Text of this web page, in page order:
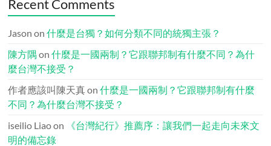
Recent Comments
Jason on什麼是台獨？如何分類不同的統獨主張？
陳方隅 on什麼是一國兩制？它跟聯邦制有什麼不同？為什
麼台灣不接受？
作者應該叫陳天真 on什麼是一國兩制？它跟聯邦制有什麼
不同？為什麼台灣不接受？
iseilio Liaoon
《台灣紀行》推薦序：讓我們一起走向未來文
明的備忘錄